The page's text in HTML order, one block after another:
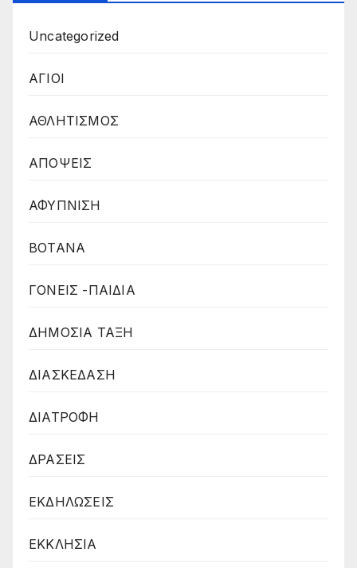
Uncategorized
ΑΓΙΟΙ
ΑΘΛΗΤΙΣΜΟΣ
ΑΠΟΨΕΙΣ
ΑΦΥΠΝΙΣΗ
ΒΟΤΑΝΑ
ΓΟΝΕΙΣ -ΠΑΙΔΙΑ
ΔΗΜΟΣΙΑ ΤΑΞΗ
ΔΙΑΣΚΕΔΑΣΗ
ΔΙΑΤΡΟΦΗ
ΔΡΑΣΕΙΣ
ΕΚΔΗΛΩΣΕΙΣ
ΕΚΚΛΗΣΙΑ